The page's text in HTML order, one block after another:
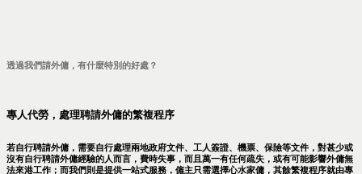
透過我們請外傭，有什麼特別的好處？
專人代勞，處理聘請外傭的繁複程序
若自行聘請外傭，需要自行處理兩地政府文件、工人簽證、機票、保險等文件，對甚少或
沒有自行聘請外傭經驗的人而言，費時失事，而且萬一有任何疏失，或有可能影響外傭無
法來港工作；而我們則是提供一站式服務，僱主只需選擇心水家傭，其餘繁複程序就由專